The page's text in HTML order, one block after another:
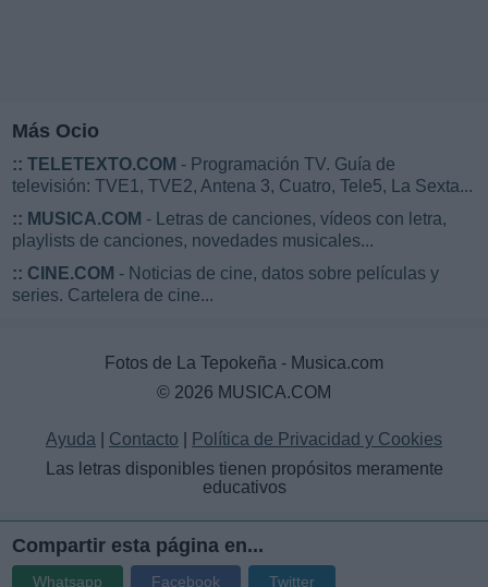
Más Ocio
:: TELETEXTO.COM - Programación TV. Guía de
televisión: TVE1, TVE2, Antena 3, Cuatro, Tele5, La Sexta...
:: MUSICA.COM - Letras de canciones, vídeos con letra,
playlists de canciones, novedades musicales...
:: CINE.COM - Noticias de cine, datos sobre películas y
series. Cartelera de cine...
Fotos de La Tepokeña - Musica.com
© 2026 MUSICA.COM
Ayuda Contacto
Política de Privacidad y Cookies
Las letras disponibles tienen propósitos meramente
educativos
Compartir esta página en...
Whatsapp Facebook Twitter